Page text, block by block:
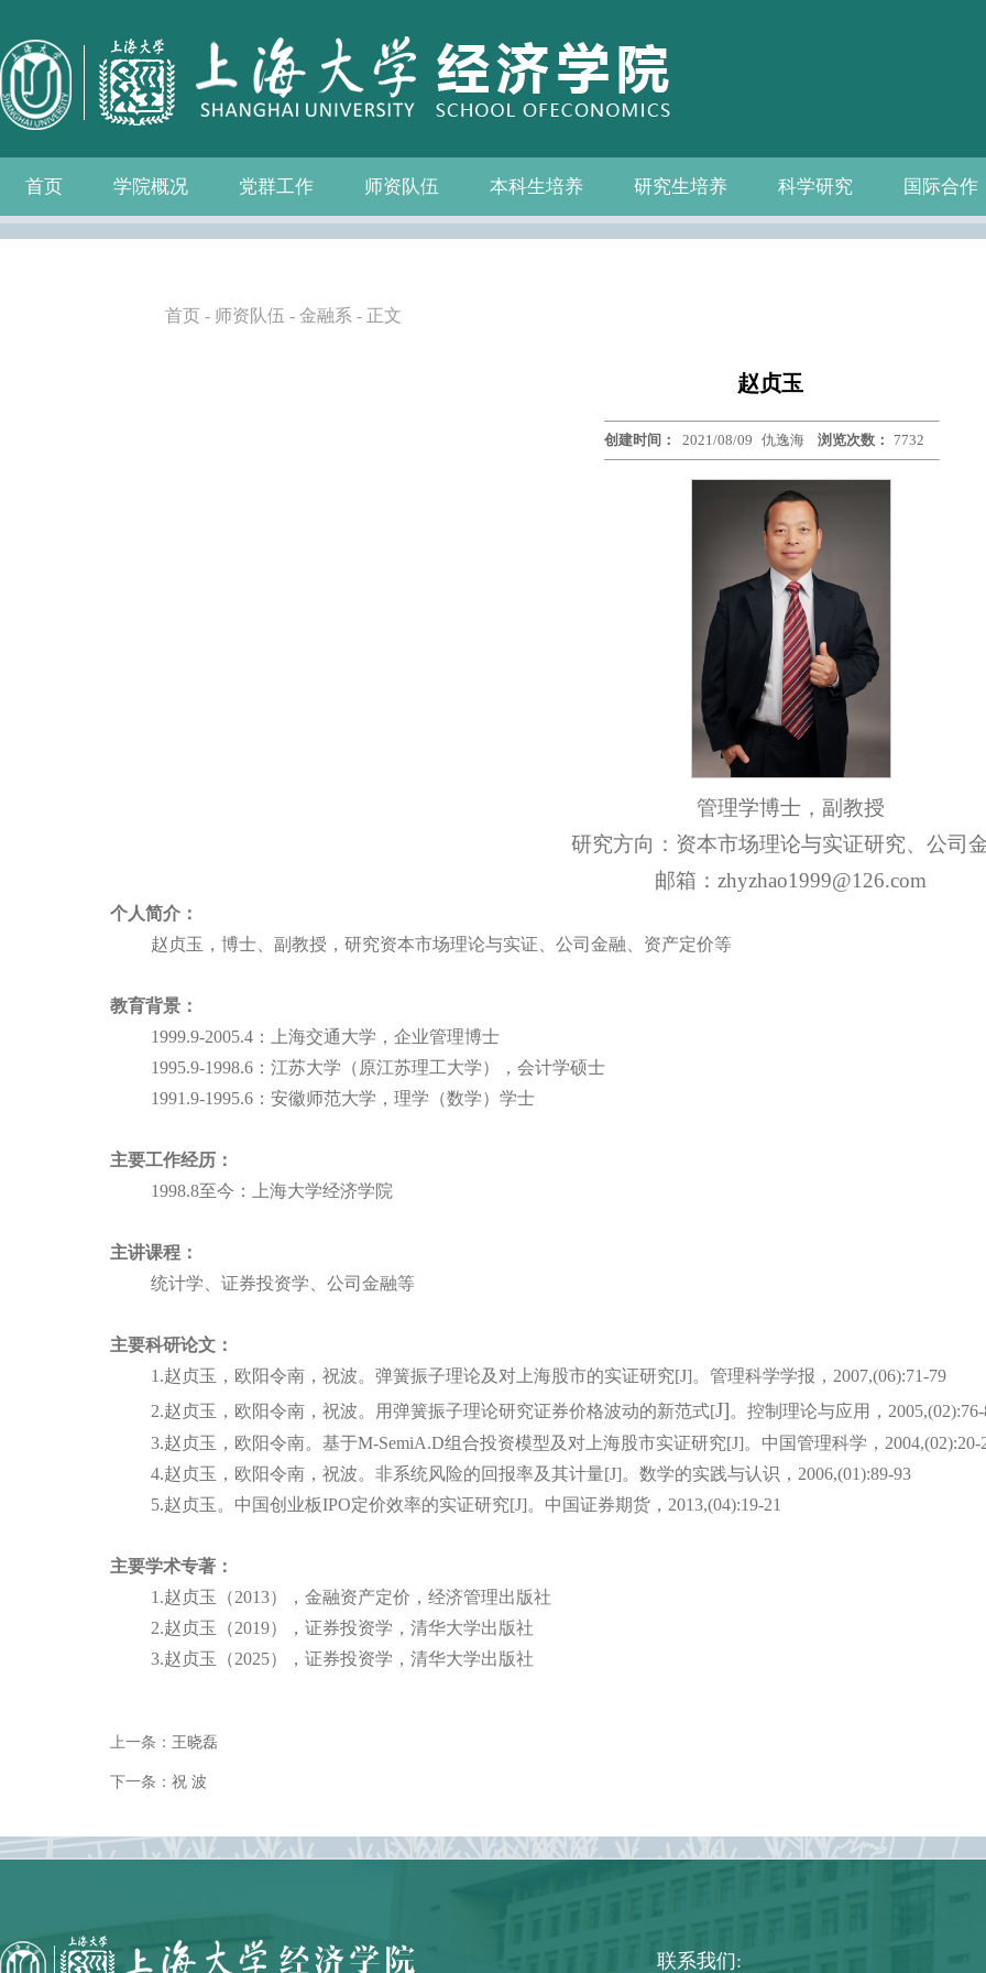
首页 学院概况
学院介绍 学院简介
发展历程
历任院长
现任领导
组织机构
学院愿景
党群工作
党务公开
党的建设
群众团体 工会
青联会
妇委会
退管会
学院制度
师资队伍
教师名录 系—中心名录
教授
人事专栏
招聘信息
博士后流动站
本科生培养
教务通知
教学管理
相关下载
教学成果
研究生培养
教务通知
培养方案
相关下载
科学研究
科研通知
科研新闻
学术活动
国际合作
国际交流
合作机构
联系我们
首页 - 师资队伍 - 金融系 - 正文
赵贞玉
创建时间： 2021/08/09 仇逸海 浏览次数： 7732
管理学博士，副教授
研究方向：资本市场理论与实证研究、公司
邮箱：zhyzhao1999@126.com
个人简介：
赵贞玉，博士、副教授，研究资本市场理论与实证、公司金融、资产定价等
教育背景：
1999.9-2005.4 ：上海交通大学，企业管理博士
1995.9-1998.6 ：江苏大学（原江苏理工大学），会计学硕士
1991.9-1995.6 ：安徽师范大学，理学（数学）学士
主要工作经历：
1998.8至今：上海大学经济学院
主讲课程：
统计学、证券投资学、公司金融等
主要科研论文：
1.赵贞玉，欧阳令南，祝波。弹簧振子理论及对上海股市的实证研究[J]。管理科学学报， 2007,(06):71-79
2.赵贞玉，欧阳令南，祝波。 用弹簧振子理论研究证券价格波动的新范式[J]。控制理论与应用， 2005,(02):
3.赵贞玉，欧阳令南。基于M-SemiA.D组合投资模型及对上海股市实证研究[J]。中国管理科学， 2004,(02):20-
4.赵贞玉，欧阳令南，祝波。非系统风险的回报率及其计量[J]。数学的实践与认识， 2006,(01):89-93
5.赵贞玉。 中国创业板IPO定价效率的实证研究[J]。中国证券期货， 2013,(04):19-21
主要学术专著：
1.赵贞玉（2013），金融资产定价，经济管理出版社
2.赵贞玉（2019），证券投资学，清华大学出版社
3.赵贞玉（2025），证券投资学，清华大学出版社
上一条： 王晓磊
下一条： 祝 波
联系我们: